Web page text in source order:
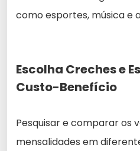
como esportes, música e
Escolha Creches e
Custo-Benefício
Pesquisar e comparar os
mensalidades em